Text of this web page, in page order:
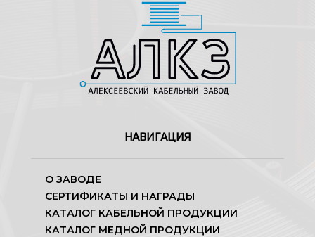
НАВИГАЦИЯ
О ЗАВОДЕ
СЕРТИФИКАТЫ И НАГРАДЫ
КАТАЛОГ КАБЕЛЬНОЙ ПРОДУКЦИИ
КАТАЛОГ МЕДНОЙ ПРОДУКЦИИ